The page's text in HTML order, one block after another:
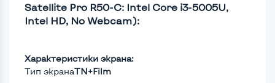
Satellite Pro R50-C: Intel Core i3-5005U,
Intel HD, No Webcam):
Характеристики экрана:
Тип экранаTN+Film